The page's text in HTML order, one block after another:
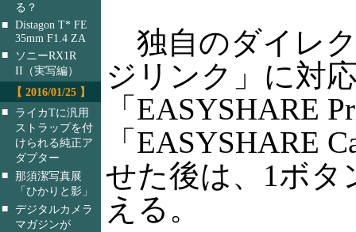
る？
■ Distagon T* FE
35mm F1.4 ZA
■
ソニーRX1R
II（実写編）
【 2016/01/25 】
■
ライカTに汎用
ストラップを付
けられる純正ア
ダプター
■ 那須潔写真展
「ひかりと影」
■ デジタルカメラ
マガジンが
独自のダイレ
ジリンク」に対
「EASYSHARE
「EASYSHARE
せた後は、1ボタ
える。